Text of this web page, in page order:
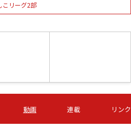
こリーグ2部
06 (日) 15:00
-
第16節 09/06 (日) 15:00
-
動画 連載 リンク